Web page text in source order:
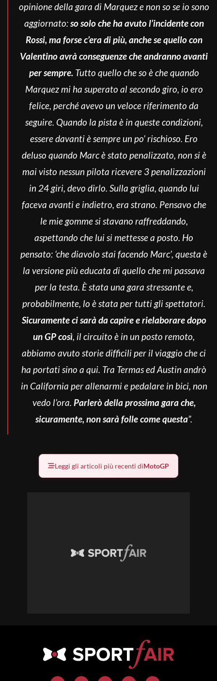
opinione della gara di Marquez e non so se io sono
aggiornato:so solo che ha avuto l’incidente con
Rossi, ma forse c’era di più, anche se quello con
Valentino avrà conseguenze che andranno avanti
per sempre. Tutto quello che so è che quando
Marquez mi ha superato al secondo giro, io ero
felice, perché avevo un veloce riferimento da
seguire. Quando la pista è in queste condizioni,
essere davanti è sempre un po’ rischioso. Ero
deluso quando Marc è stato penalizzato, non si è
mai visto nessun pilota ricevere 3 penalizzazioni
in 24 giri, devo dirlo. Sulla griglia, quando lui
faceva avanti e indietro, era strano. Pensavo che
le mie gomme si stavano raffreddando,
aspettando che lui si mettesse a posto. Ho
pensato: ‘che diavolo stai facendo Marc’, questa è
la versione più educata di quello che mi passava
per la testa. È stata una gara stressante e,
probabilmente, lo è stata per tutti gli spettatori.
Sicuramente ci sarà da capire e rielaborare dopo
un GP così, il circuito è in un posto remoto,
abbiamo avuto storie difficili per il viaggio che ci
ha portati sino a qui. Tra Termas ed Austin andrò
in California per allenarmi e pedalare in bici, non
vedo l’ora. Parlerò della prossima gara che,
sicuramente, non sarà folle come questa”.
Leggi gli articoli più recenti diMotoGP